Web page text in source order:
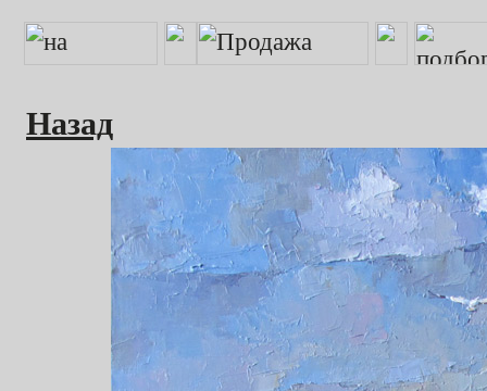
Назад